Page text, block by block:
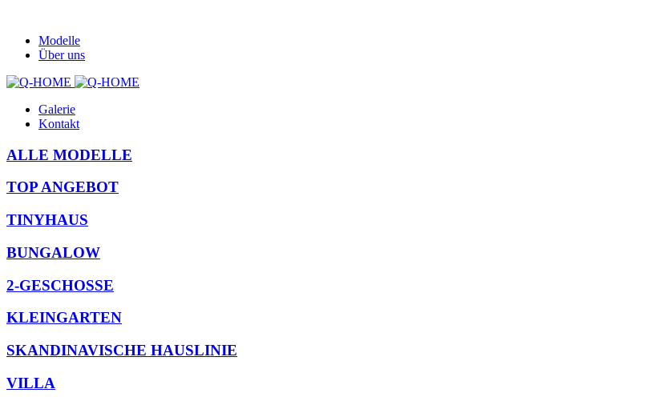
Modelle
Über uns
Galerie
Kontakt
ALLE MODELLE
TOP ANGEBOT
TINYHAUS
BUNGALOW
2-GESCHOSSE
KLEINGARTEN
SKANDINAVISCHE HAUSLINIE
VILLA